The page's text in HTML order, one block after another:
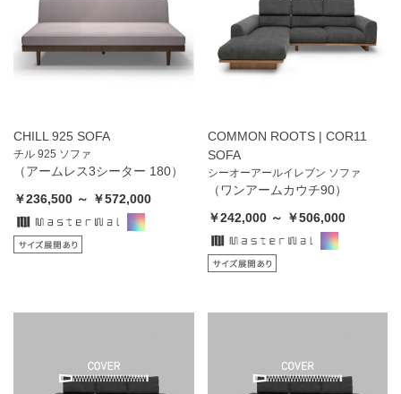
CHILL 925 SOFA
チル 925 ソファ
（アームレス3シーター 180）
￥236,500 ～ ￥572,000
COMMON ROOTS | COR11
SOFA
シーオーアールイレブン ソファ
（ワンアームカウチ90）
￥242,000 ～ ￥506,000